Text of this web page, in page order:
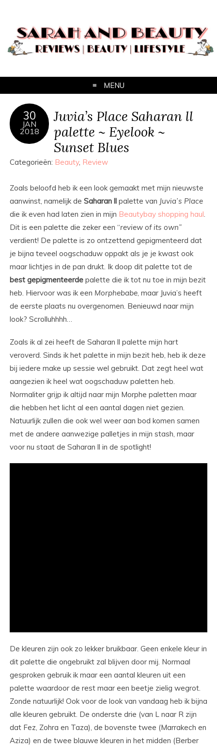
MENU
30
JAN
2018
Juvia’s Place Saharan ll
palette ~ Eyelook ~
Sunset Blues
Categorieën: Beauty, Review
Zoals beloofd heb ik een look gemaakt met mijn nieuwste
aanwinst, namelijk de Saharan ll palette van Juvia’s Place
die ik even had laten zien in mijn Beautybay shopping haul.
Dit is een palette die zeker een “review of its own”
verdient! De palette is zo ontzettend gepigmenteerd dat
je bijna teveel oogschaduw oppakt als je je kwast ook
maar lichtjes in de pan drukt. Ik doop dit palette tot de
best gepigmenteerde palette die ik tot nu toe in mijn bezit
heb. Hiervoor was ik een Morphebabe, maar Juvia’s heeft
de eerste plaats nu overgenomen. Benieuwd naar mijn
look? Scrolluhhhh…
Zoals ik al zei heeft de Saharan ll palette mijn hart
veroverd. Sinds ik het palette in mijn bezit heb, heb ik deze
bij iedere make up sessie wel gebruikt. Dat zegt heel wat
aangezien ik heel wat oogschaduw paletten heb.
Normaliter grijp ik altijd naar mijn Morphe paletten maar
die hebben het licht al een aantal dagen niet gezien.
Natuurlijk zullen die ook wel weer aan bod komen samen
met de andere aanwezige palletjes in mijn stash, maar
voor nu staat de Saharan ll in de spotlight!
De kleuren zijn ook zo lekker bruikbaar. Geen enkele kleur in
dit palette die ongebruikt zal blijven door mij. Normaal
gesproken gebruik ik maar een aantal kleuren uit een
palette waardoor de rest maar een beetje zielig wegrot.
Zonde natuurlijk! Ook voor de look van vandaag heb ik bijna
alle kleuren gebruikt. De onderste drie (van L naar R zijn
dat Fez, Zohra en Taza), de bovenste twee (Marrakech en
Aziza) en de twee blauwe kleuren in het midden (Berber